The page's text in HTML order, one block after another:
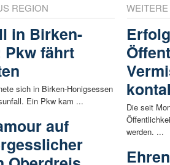
REGION
in Birken-
Pkw fährt
sich in Birken-Honigsessen
Ein Pkw kam ...
auf
Die seit
werden. ...